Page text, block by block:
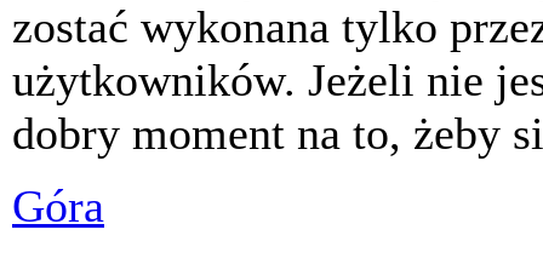
zostać wykonana tylko
użytkowników. Jeżeli nie
dobry moment na to, żeby
Góra